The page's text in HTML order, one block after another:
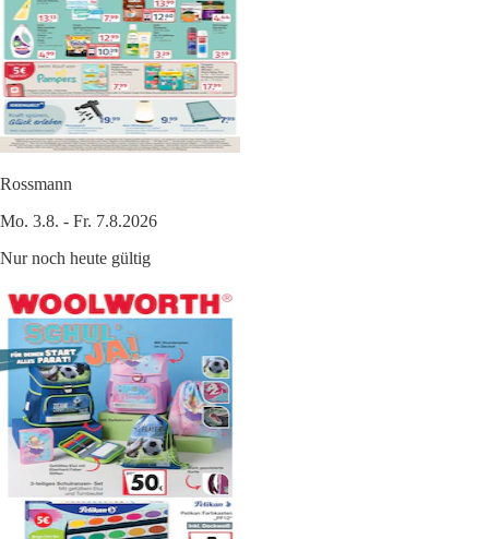
Rossmann
Mo. 3.8. - Fr. 7.8.2026
Nur noch heute gültig